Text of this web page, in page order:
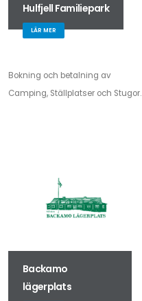
Hulfjell Familiepark
LÄR MER
Bokning och betalning av
Camping, Ställplatser och Stugor.
Backamo
lägerplats